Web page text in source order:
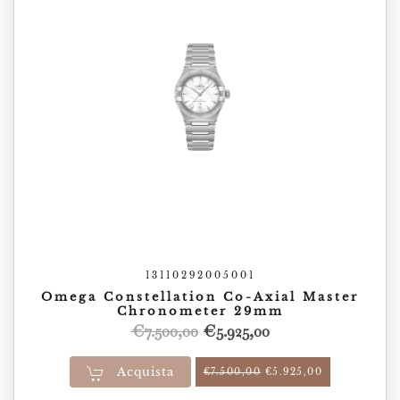
13110292005001
Omega Constellation Co-Axial Master
Chronometer 29mm
€7.500,00 Il
prezzo
originale
€5.925,00Il
prezzo
attuale
Acquista €7.500,00 Il prezzo originale
€5.925,00